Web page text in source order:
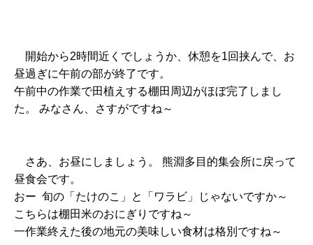
開始から2時間近くでしょうか、休憩を1回挟んで、お
昼過ぎに午前の部が終了です。
午前中の作業で田植えする棚田周辺がほぼ完了しまし
た。 みなさん、さすがですね～
さあ、お昼にしましょう。 熊淵多目的集会所に戻って
昼食会です。
おー 旬の「たけのこ」と「ワラビ」じゃないですか～
こちらは棚田米のおにぎりですね～
一作業終えた後の地元の美味しい食材は格別ですね～